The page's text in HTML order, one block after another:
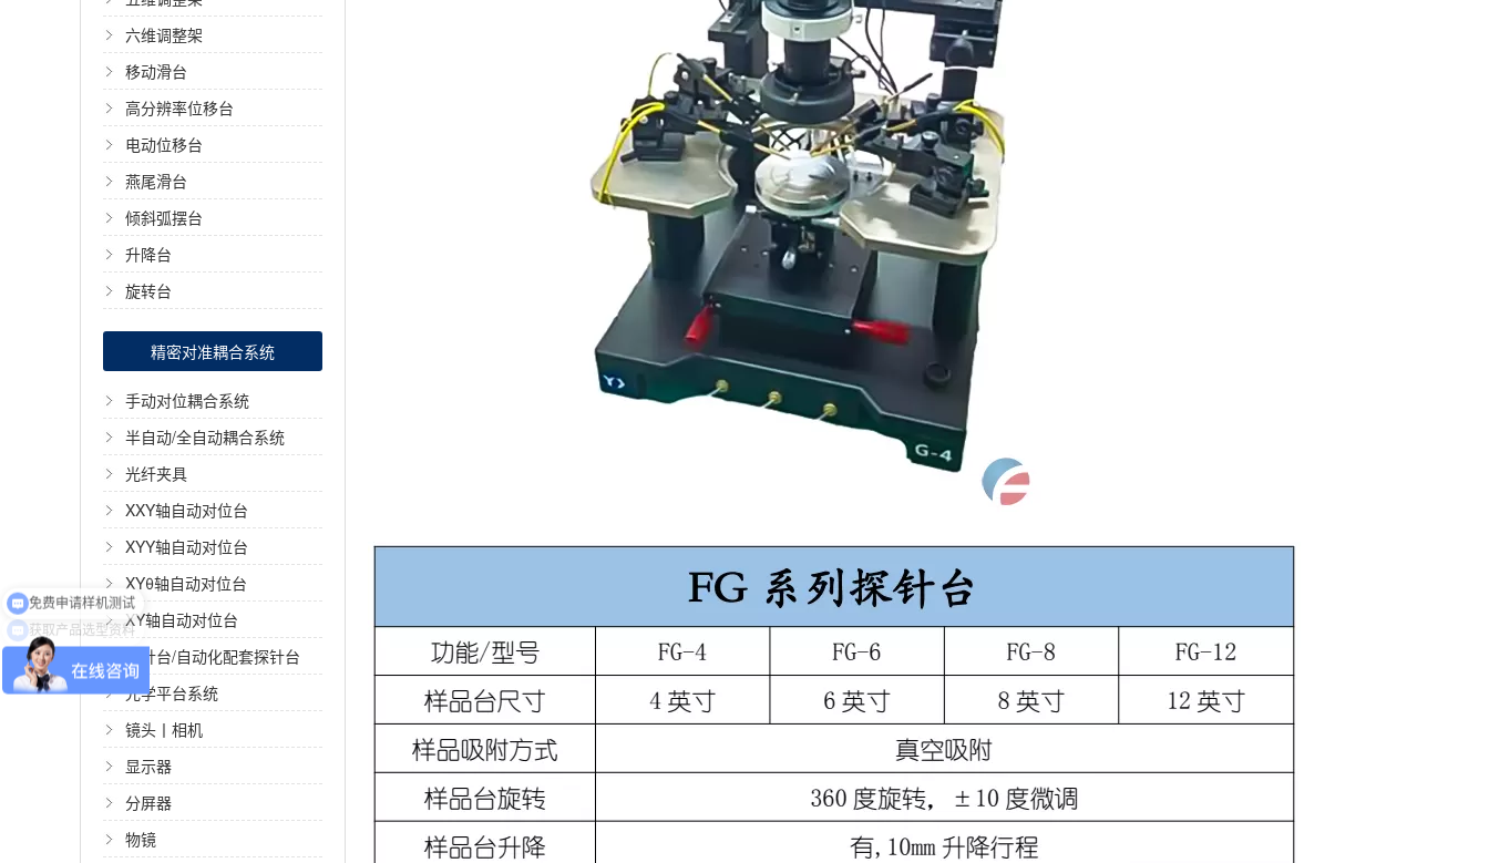
六维调整架
移动滑台
高分辨率位移台
电动位移台
燕尾滑台
倾斜弧摆台
升降台
旋转台
精密对准耦合系统
手动对位耦合系统
半自动/全自动耦合系统
光纤夹具
XXY轴自动对位台
XYY轴自动对位台
XYθ轴自动对位台
XY轴自动对位台
探针台/自动化配套探针台
光学平台系统
镜头丨相机
显示器
分屏器
物镜
获取产品选型资料